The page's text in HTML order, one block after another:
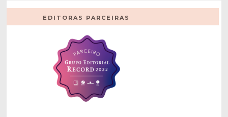
EDITORAS PARCEIRAS